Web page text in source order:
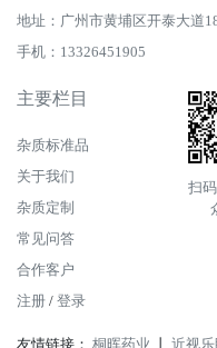
地址：广州市黄埔区开泰大道
手机：13326451905
主要栏目
杂质标准品
关于我们
杂质定制
常见问答
合作客户
注册 / 登录
扫